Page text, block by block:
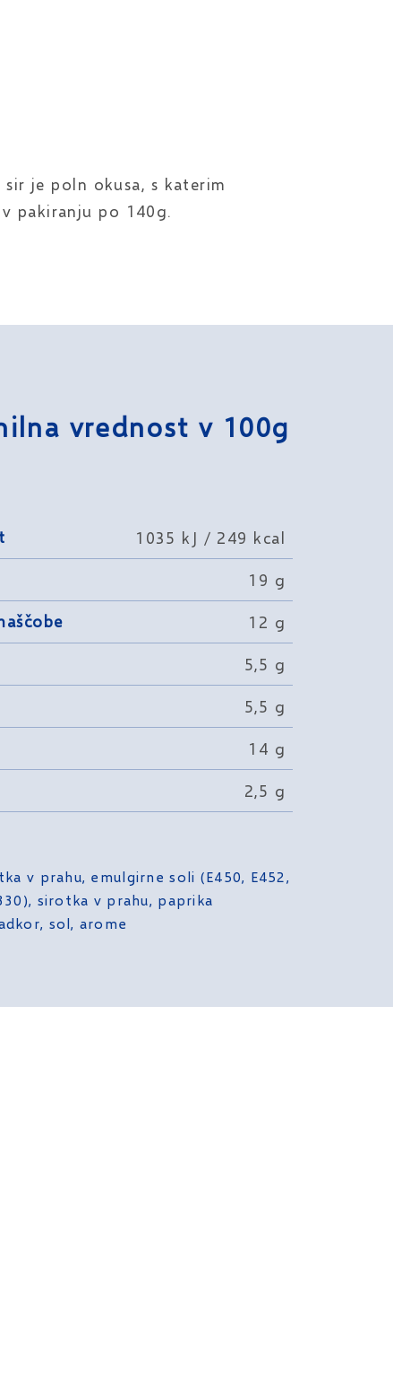
je poln okusa, s katerim
pakiranju po 140g.
vrednost v 100g
1035 kJ / 249 kcal
19 g
12 g
5,5 g
5,5 g
14 g
2,5 g
v prahu, emulgirne soli (E450, E452,
sirotka v prahu, paprika
sol, arome